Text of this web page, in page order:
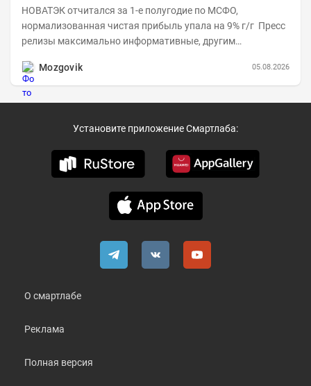
НОВАТЭК отчитался за 1-е полугодие по МСФО,
нормализованная чистая прибыль упала на 9% г/г Пресс
релизы максимально информативные, другим
Mozgovik
05.08.2026
Установите приложение Смартлаба:
О смартлабе
Реклама
Полная версия